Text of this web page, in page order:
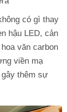
có gì thay
hậu LED, cản
văn carbon
viền mạ
thêm sự